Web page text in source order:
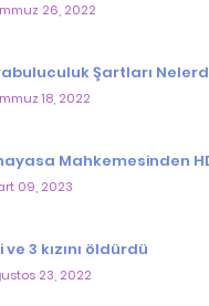
26, 2022
Şartları
18, 2022
Mahkemesinden
09, 2023
ve 3 kızını öldürdü
23, 2022